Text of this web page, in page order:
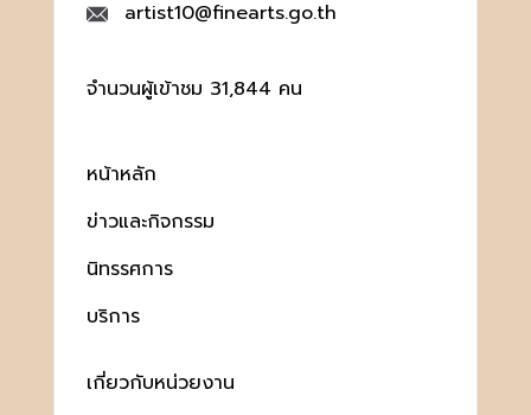
artist10@finearts.go.th
จำนวนผู้เข้าชม 31,844 คน
หน้าหลัก
ข่าวและกิจกรรม
นิทรรศการ
บริการ
เกี่ยวกับหน่วยงาน